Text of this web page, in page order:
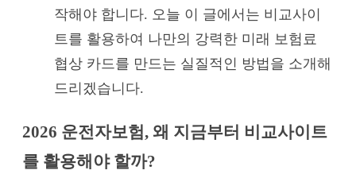
작해야 합니다. 오늘 이 글에서는 비교사이
트를 활용하여 나만의 강력한 미래 보험료
협상 카드를 만드는 실질적인 방법을 소개해
드리겠습니다.
2026 운전자보험, 왜 지금부터 비교사이트
를 활용해야 할까?